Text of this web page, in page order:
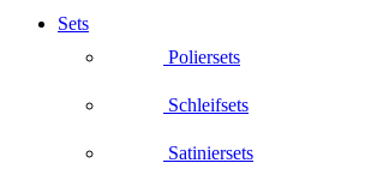
Sets
Poliersets
Schleifsets
Satiniersets